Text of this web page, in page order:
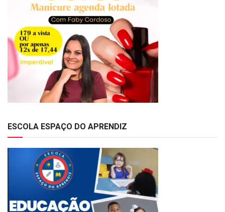
ESCOLA ESPAÇO DO APRENDIZ